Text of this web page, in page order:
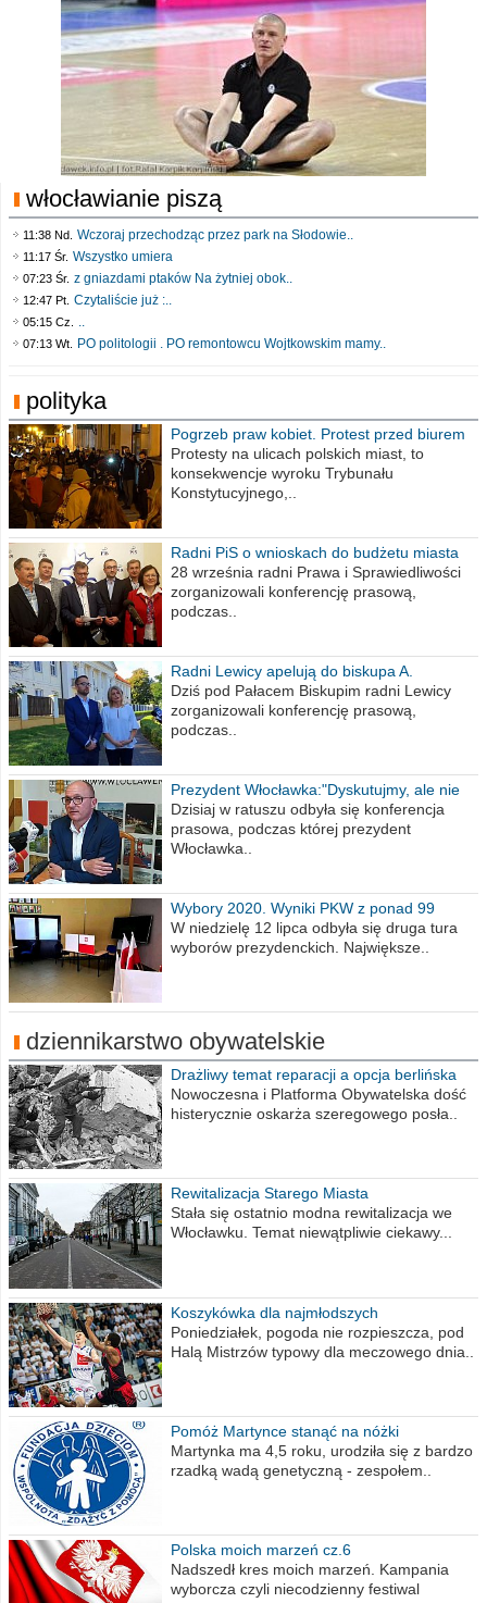
włocławianie piszą
11:38 Nd. Wczoraj przechodząc przez park na Słodowie..
11:17 Śr. Wszystko umiera
07:23 Śr. z gniazdami ptaków Na żytniej obok..
12:47 Pt. Czytaliście już :..
05:15 Cz. ..
07:13 Wt. PO politologii . PO remontowcu Wojtkowskim mamy..
polityka
Pogrzeb praw kobiet. Protest przed biurem
poselskim PiS
Protesty na ulicach polskich miast, to
konsekwencje wyroku Trybunału
Konstytucyjnego,..
Radni PiS o wnioskach do budżetu miasta
na 2021 rok
28 września radni Prawa i Sprawiedliwości
zorganizowali konferencję prasową,
podczas..
Radni Lewicy apelują do biskupa A.
Wiesława Meringa
Dziś pod Pałacem Biskupim radni Lewicy
zorganizowali konferencję prasową,
podczas..
Prezydent Włocławka:"Dyskutujmy, ale nie
obrażajmy się”
Dzisiaj w ratuszu odbyła się konferencja
prasowa, podczas której prezydent
Włocławka..
Wybory 2020. Wyniki PKW z ponad 99
procent obwodów
W niedzielę 12 lipca odbyła się druga tura
wyborów prezydenckich. Największe..
dziennikarstwo obywatelskie
Drażliwy temat reparacji a opcja berlińska
Nowoczesna i Platforma Obywatelska dość
histerycznie oskarża szeregowego posła..
Rewitalizacja Starego Miasta
Stała się ostatnio modna rewitalizacja we
Włocławku. Temat niewątpliwie ciekawy...
Koszykówka dla najmłodszych
Poniedziałek, pogoda nie rozpieszcza, pod
Halą Mistrzów typowy dla meczowego dnia..
Pomóż Martynce stanąć na nóżki
Martynka ma 4,5 roku, urodziła się z bardzo
rzadką wadą genetyczną - zespołem..
Polska moich marzeń cz.6
Nadszedł kres moich marzeń. Kampania
wyborcza czyli niecodzienny festiwal